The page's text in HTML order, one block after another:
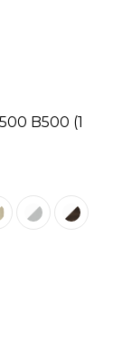
B500 (1